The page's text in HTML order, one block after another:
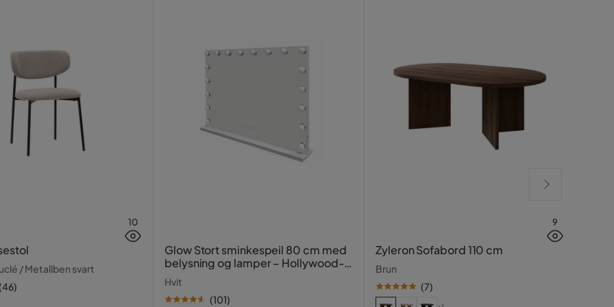
10
/ Metallben svart
(46)
Glow Stort sminkespeil 80 cm med
belysning og lamper – Hollywood-
speil med USB-lading
Hvit
(101)
9
Zyleron Sofabord 110 cm
Brun
(7)